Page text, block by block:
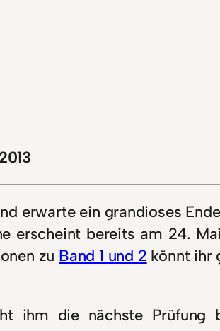
erwarte ein grandioses
erscheint bereits am 24.
zu Band 1 und 2 könnt ihr
ihm die nächste Prüfung